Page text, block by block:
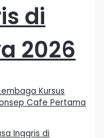
di
2026
Kursus
Cafe Pertama
Inggris di